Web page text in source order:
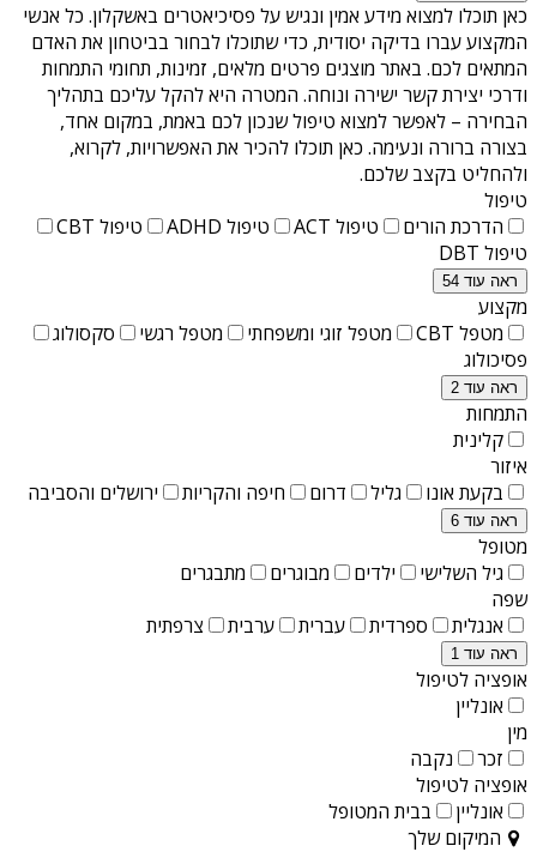
כאן תוכלו למצוא מידע אמין ונגיש על פסיכיאטרים באשקלון. כל אנשי
המקצוע עברו בדיקה יסודית, כדי שתוכלו לבחור בביטחון את האדם
המתאים לכם. באתר מוצגים פרטים מלאים, זמינות, תחומי התמחות
ודרכי יצירת קשר ישירה ונוחה. המטרה היא להקל עליכם בתהליך
הבחירה – לאפשר למצוא טיפול שנכון לכם באמת, במקום אחד,
בצורה ברורה ונעימה. כאן תוכלו להכיר את האפשרויות, לקרוא,
ולהחליט בקצב שלכם.
טיפול
הדרכת הורים
טיפול ACT טיפול ADHD
טיפול CBT
טיפול DBT
ראה עוד 54
מקצוע
מטפל CBT
מטפל זוגי ומשפחתי מטפל רגשי
סקסולוג
פסיכולוג
ראה עוד 2
התמחות
קלינית
איזור
בקעת אונו
גליל דרום חיפה והקריות ירושלים והסביבה
ראה עוד 6
מטופל
גיל השלישי
ילדים מבוגרים
מתבגרים
שפה
אנגלית
ספרדית עברית ערבית צרפתית
ראה עוד 1
אופציה לטיפול
אונליין
מין
זכר
נקבה
אופציה לטיפול
אונליין
בבית המטופל
המיקום שלך